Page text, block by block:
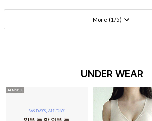
More (1 /5)
UNDER WEAR